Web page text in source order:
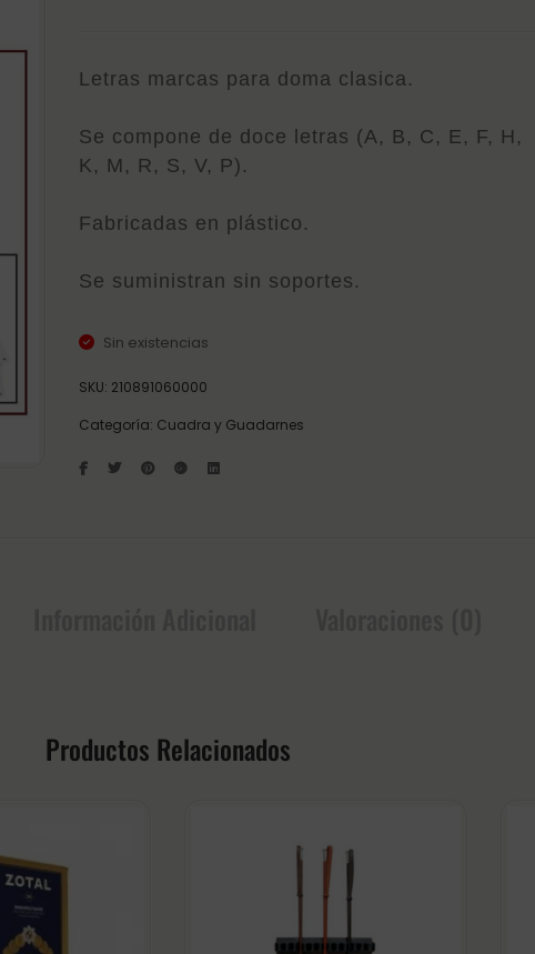
Letras marcas para doma clasica.
Se compone de doce letras (A, B, C, E, F, H,
K, M, R, S, V, P).
Fabricadas en plástico.
Se suministran sin soportes.
Sin existencias
SKU: 210891060000
Categoría: Cuadra y Guadarnes
Productos Relacionados